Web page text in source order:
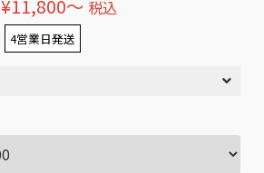
¥11,800〜 税込
4営業日発送